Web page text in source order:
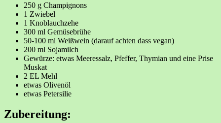
250 g Champignons
1 Zwiebel
1 Knoblauchzehe
300 ml Gemüsebrühe
50-100 ml Weißwein (darauf achten dass vegan)
200 ml Sojamilch
Gewürze: etwas Meeressalz, Pfeffer, Thymian und eine Prise
Muskat
2 EL Mehl
etwas Olivenöl
etwas Petersilie
Zubereitung: